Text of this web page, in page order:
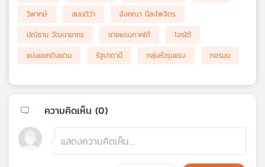
วิพากษ์
สมมติว่า
อังคณา นีละไพจิตร
ปณิธาน วัฒนายากร
ชายแดนภาคใต้
โจรใต้
แบ่งแยกดินแดน
รัฐปาตานี กลุ่มหัวรุนแรง กอรมน
ความคิดเห็น (0)